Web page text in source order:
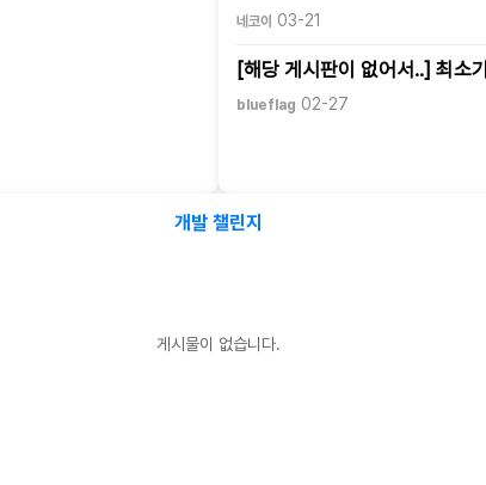
네코이 03-21
[해당 게시판이 없어서..] 최소
blueflag 02-27
개발 챌린지
게시물이 없습니다.